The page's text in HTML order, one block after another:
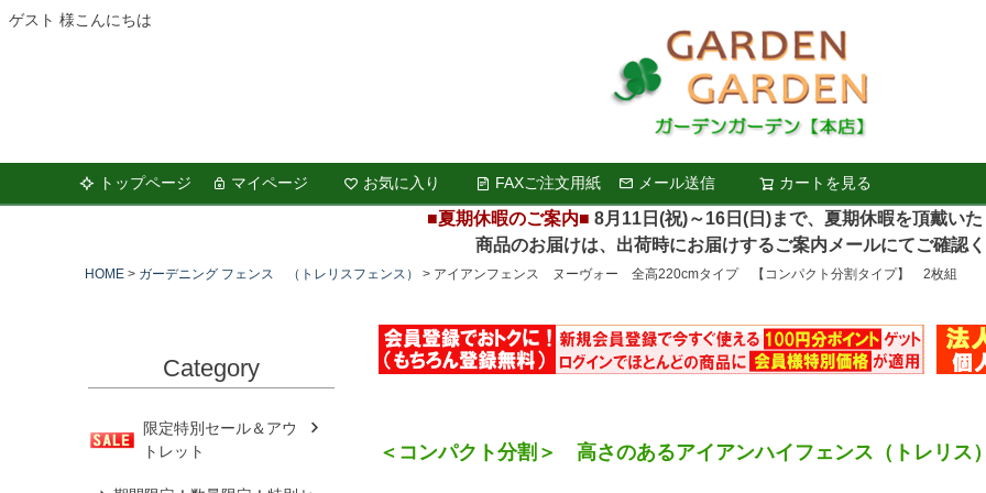
ゲスト 様こんにちは
トップページ マイページ お気に入り FAXご注文用紙 メール送信 カートを見る
検索
■夏期休暇のご案内■ 8月11日(祝)～16日(日)まで、夏期休暇を頂戴い
商品のお届けは、出荷時にお届けするご案内メールにてご確認く
HOME ガーデニング フェンス （トレリスフェンス） アイアンフェンス ヌーヴォー 全高220cmタイプ 【コンパクト分割タイプ】 2枚組
Category
限定特別セール＆アウ
トレット
＜コンパクト分割＞ 高さのあるアイアンハイフェンス（トレリス